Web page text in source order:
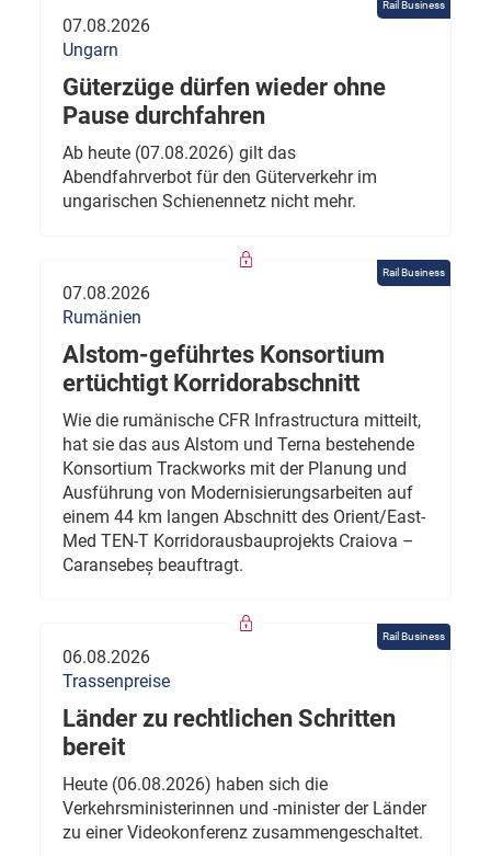
Rail Business
07.08.2026
Ungarn
Güterzüge dürfen wieder ohne
Pause durchfahren
Ab heute (07.08.2026) gilt das
Abendfahrverbot für den Güterverkehr im
ungarischen Schienennetz nicht mehr.
Rail Business
07.08.2026
Rumänien
Alstom-geführtes Konsortium
ertüchtigt Korridorabschnitt
Wie die rumänische CFR Infrastructura mitteilt,
hat sie das aus Alstom und Terna bestehende
Konsortium Trackworks mit der Planung und
Ausführung von Modernisierungsarbeiten auf
einem 44 km langen Abschnitt des Orient/East-
Med TEN-T Korridorausbauprojekts Craiova –
Caransebeș beauftragt.
Rail Business
06.08.2026
Trassenpreise
Länder zu rechtlichen Schritten
bereit
Heute (06.08.2026) haben sich die
Verkehrsministerinnen und -minister der Länder
zu einer Videokonferenz zusammengeschaltet.